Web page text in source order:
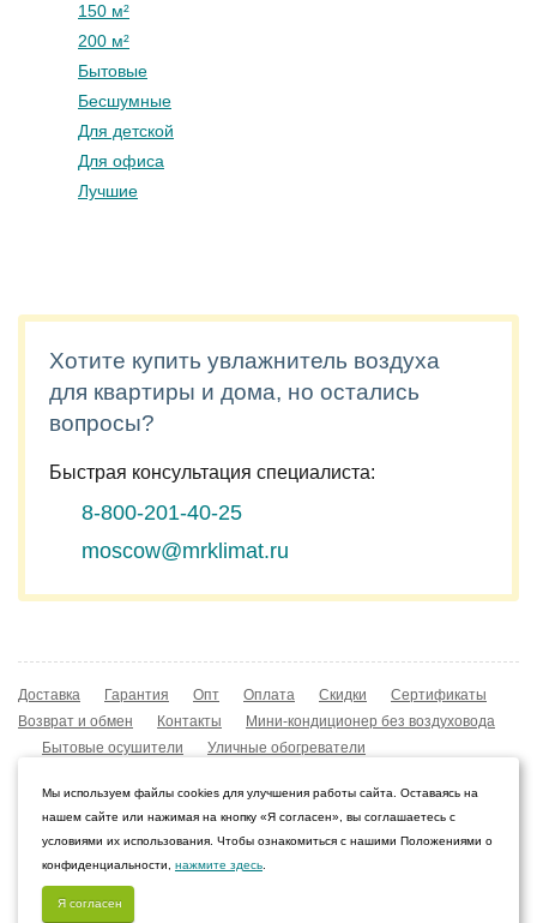
150 м²
200 м²
Бытовые
Бесшумные
Для детской
Для офиса
Лучшие
Хотите купить увлажнитель воздуха
для квартиры и дома, но остались
вопросы?
Быстрая консультация специалиста:
8-800-201-40-25
moscow@mrklimat.ru
Доставка Гарантия Опт Оплата Скидки
Сертификаты
Возврат и обмен
Контакты
Мини-кондиционер без воздуховода
Бытовые осушители
Уличные обогреватели
Охладители воздуха
Конвекторы NOBO
© 2009–2026 Интернет-магазин «Мистер Климат»
Волгоград, Волгоградская область
Мы используем файлы cookies для улучшения работы сайта. Оставаясь на
нашем сайте или нажимая на кнопку «Я согласен», вы соглашаетесь с
условиями их использования. Чтобы ознакомиться с нашими Положениями о
конфиденциальности, нажмите здесь
Я согласен